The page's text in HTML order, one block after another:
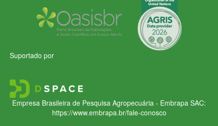
Suportado por
Empresa Brasileira de Pesquisa Agropecuária - Embrapa SAC:
https://www.embrapa.br/fale-conosco